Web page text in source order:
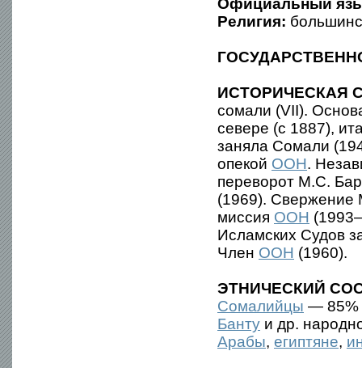
Официальный
Религия:
ИСТОРИЧЕСКАЯ
сомали (VII).
севере (с 1887),
заняла Сомали
опекой ООН.
переворот М.С.
(1969). Свержение
миссия ООН
Исламских Судов
Член ООН (1960).
ЭТНИЧЕСКИЙ
Сомалийцы — 85%
Банту и др.
Арабы, египтяне,